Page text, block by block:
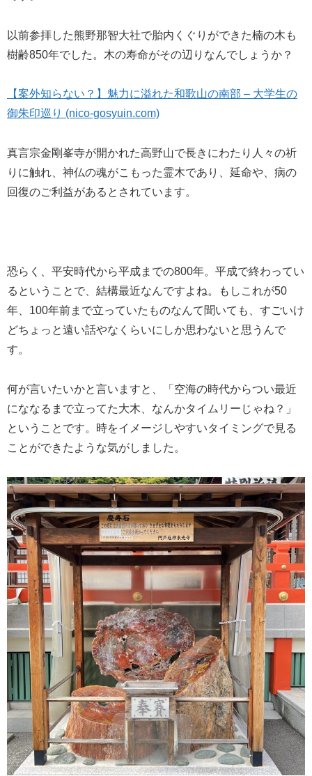
以前参拝した熊野那智大社で胎内くぐりができた楠の木も
樹齢850年でした。木の寿命がその辺りなんでしょうか？
【案外知らない？】魅力に溢れた和歌山の南部 – 大学生の
御朱印巡り (nico-gosyuin.com)
真言宗金剛峯寺が開かれた高野山で長きにわたり人々の祈
りに触れ、神仏の魂がこもった霊木であり、延命や、病の
回復のご利益があるとされています。
恐らく、平安時代から平成までの800年。平成で終わってい
るということで、結構最近なんですよね。もしこれが50
年、100年前まで立っていたものなんて聞いても、すごいけ
どちょっと遠い話やなくらいにしか思わないと思うんで
す。
何が言いたいかと言いますと、「空海の時代からつい最近
にななるまで立ってた大木、なんかタイムリーじゃね？」
ということです。時をイメージしやすいタイミングで見る
ことができたような気がしました。